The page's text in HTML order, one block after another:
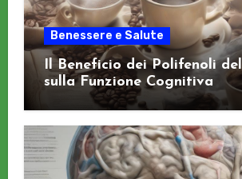
Benessere e Salute
Il Beneficio dei Polifenoli
sulla Funzione Cognitiva